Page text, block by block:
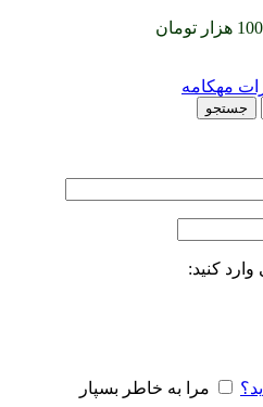
جستجو
کنید:
مرا به خاطر بسپار